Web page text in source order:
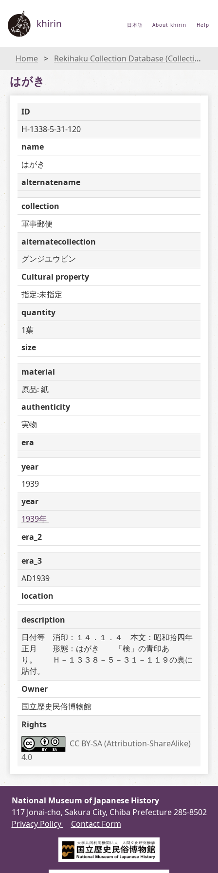
khirin 日本語 About khirin Help
Home Rekihaku Collection Database (Collections Database of the National Museum of Japanese History)
はがき
ID
H-1338-5-31-120
name
はがき
alternatename
collection
軍事郵便
alternatecollection
グンジユウビン
Cultural property
指定:未指定
quantity
1葉
size
material
原品: 紙
authenticity
実物
era
year
1939
year
1939年
era_2
era_3
AD1939
location
description
日付等　消印：１４．１．４　本文：昭和拾四年
正月　　形態：はがき　　「検」の青印あ
り。　　Ｈ－１３３８－５－３１－１１９の裏に
貼付。
Owner
国立歴史民俗博物館
Rights
CC BY-SA (Attribution-ShareAlike)
4.0
National Museum of Japanese History
117 Jonai-cho, Sakura City, Chiba Prefecture 285-8502
Privacy Policy
Contact Form